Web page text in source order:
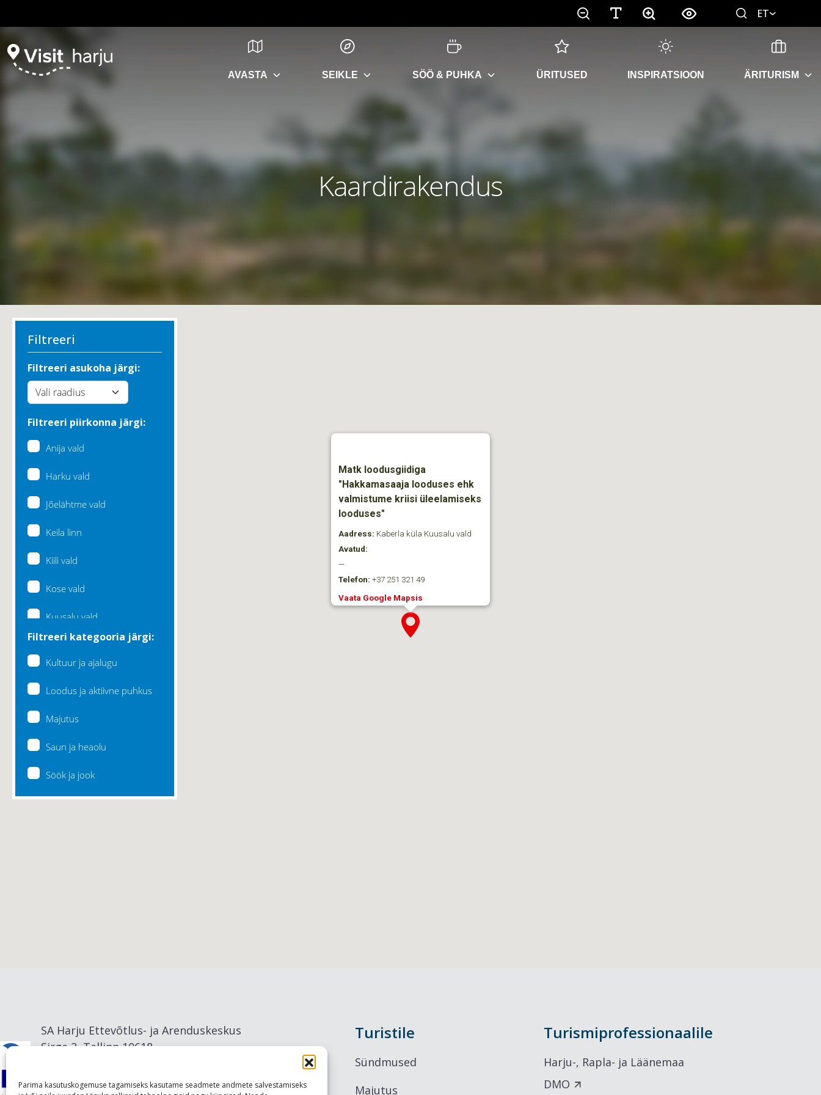
Parima kasutuskogemuse tagamiseks kasutame seadmete andmete salvestamiseks
ET
AVASTA SEIKLE SÖÖ & PUHKA ÜRITUSED INSPIRATSIOON ÄRITURISM
Kaardirakendus
Filtreeri
Filtreeri asukoha järgi:
Filtreeri piirkonna järgi:
Anija vald
Harku vald
Jõelähtme vald
Keila linn
Kiili vald
Kose vald
Kuusalu vald
Lääne-Harju vald
Filtreeri kategooria järgi:
Kultuur ja ajalugu
Loodus ja aktiivne puhkus
Majutus
Saun ja heaolu
Söök ja jook
Matk loodusgiidiga
"Hakkamasaaja looduses ehk
valmistume kriisi üleelamiseks
looduses"
Aadress: Kaberla küla Kuusalu vald
Avatud:
—
Telefon: +37 251 321 49
Vaata Google Mapsis
SA Harju Ettevõtlus- ja Arenduskeskus
Sirge 2, Tallinn 10618
Turistile
Sündmused
Majutus
Turismiprofessionaalile
Harju-, Rapla- ja Läänemaa
DMO